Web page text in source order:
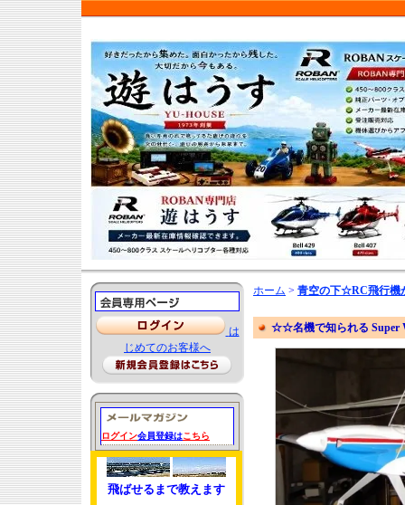
は
じめてのお客様へ
ログイン会員登録はこちら
飛ばせるまで教えます
ホーム > 青空の下☆RC飛行
☆☆名機で知られる Super